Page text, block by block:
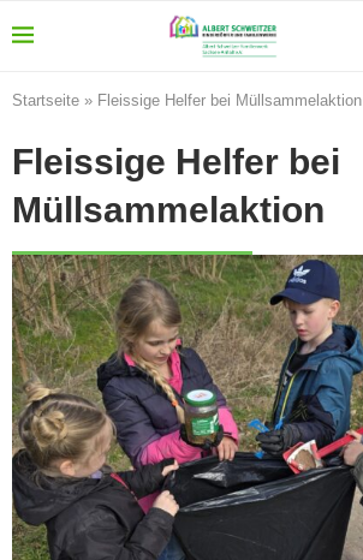
Startseite » Fleissige Helfer bei Müllsammelaktion
Fleissige Helfer bei
Müllsammelaktion